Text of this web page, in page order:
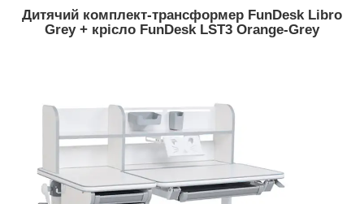
Дитячий комплект-трансформер FunDesk Libro
Grey + крісло FunDesk LST3 Orange-Grey